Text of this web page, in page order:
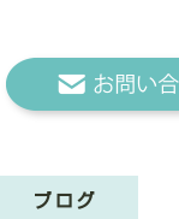
ブログ